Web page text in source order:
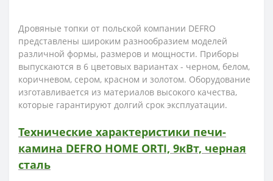
Дровяные топки от польской компании DEFRO
представлены широким разнообразием моделей
различной формы, размеров и мощности. Приборы
выпускаются в 6 цветовых вариантах - черном, белом,
коричневом, сером, красном и золотом. Оборудование
изготавливается из материалов высокого качества,
которые гарантируют долгий срок эксплуатации.
Технические характеристики печи-
камина DEFRO HOME ORTI, 9кВт, черная
сталь